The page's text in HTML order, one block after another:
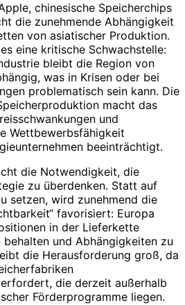
chinesische Speicherchips
die zunehmende Abhängigkeit
von asiatischer Produktion.
eine kritische Schwachstelle:
bleibt die Region von
was in Krisen oder bei
problematisch sein kann. Die
macht das
und
Wettbewerbsfähigkeit
beeinträchtigt.
die Notwendigkeit, die
zu überdenken. Statt auf
setzen, wird zunehmend die
favorisiert: Europa
in der Lieferkette
und Abhängigkeiten zu
die Herausforderung groß, da
die derzeit außerhalb
Förderprogramme liegen.